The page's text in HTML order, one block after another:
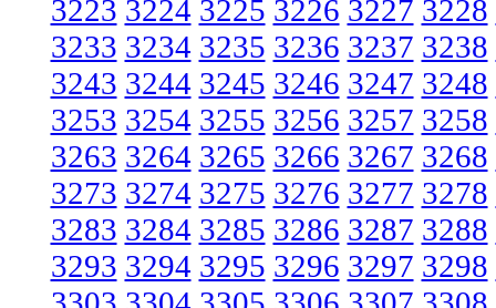
3223 3224 3225 3226 3227 3228
3233 3234 3235 3236 3237 3238
3243 3244 3245 3246 3247 3248
3253 3254 3255 3256 3257 3258
3263 3264 3265 3266 3267 3268
3273 3274 3275 3276 3277 3278
3283 3284 3285 3286 3287 3288
3293 3294 3295 3296 3297 3298